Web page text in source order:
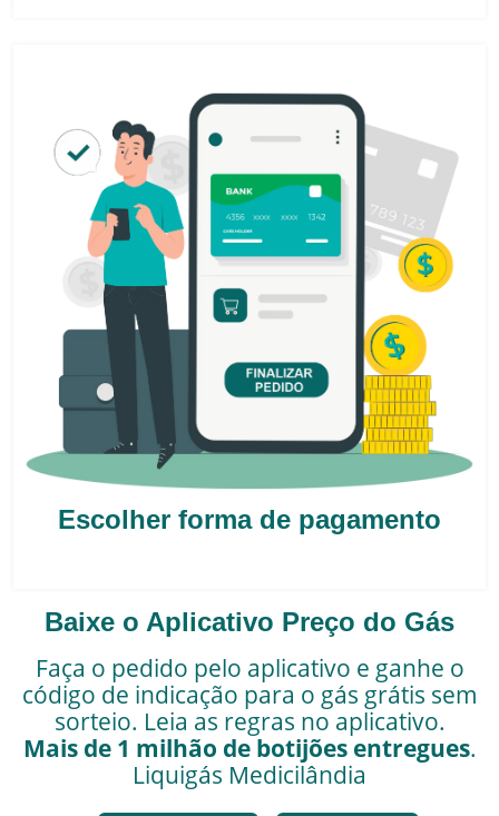
Escolher forma de pagamento
Baixe o Aplicativo Preço do Gás
Faça o pedido pelo aplicativo e ganhe o
código de indicação para o gás grátis sem
sorteio. Leia as regras no aplicativo.
Mais de 1 milhão de botijões entregues.
Liquigás Medicilândia